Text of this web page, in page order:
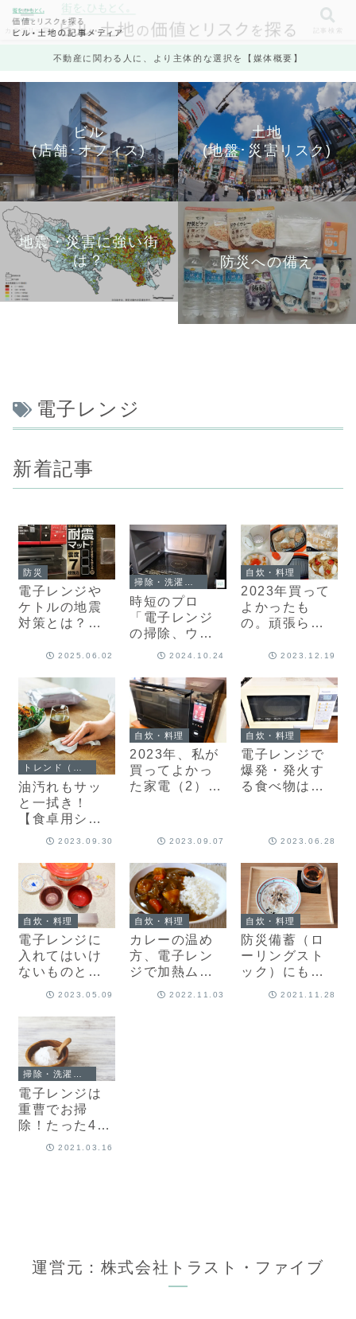
不動産に関わる人に、より主体的な選択を【媒体概要】
ビル
(店舗･オフィス)
土地
(地盤･災害リスク)
地震・災害に強い街
は？
防災への備え
電子レンジ
新着記事
防災
電子レンジや
ケトルの地震
対策とは？震
防災士が解説
る地震対策4】
2025.06.02
時短のプロ
「電子レンジ
の掃除、ウタ
マロで毎日サ
ピカに！
2024.10.24
自炊・料理
2023年買って
よかったも
の。頑張らず
はんアイテム3
2023.12.19
油汚れもサッ
と一拭き！
【食卓用シー
ト】で「予防
に
2023.09.30
自炊・料理
2023年、私が
買ってよかっ
た家電（2）ス
2023.09.07
自炊・料理
電子レンジで
爆発・発火す
る食べ物は？
2023.06.28
自炊・料理
電子レンジに
入れてはいけ
ないものと
2023.05.09
自炊・料理
カレーの温め
方、電子レン
ジで加熱ムラ
2022.11.03
自炊・料理
防災備蓄（ロ
ーリングスト
ック）にも！
2021.11.28
電子レンジは
重曹でお掃
除！たった4ス
テップで簡単
2021.03.16
運営元：株式会社トラスト・ファイブ
カテゴリ一覧